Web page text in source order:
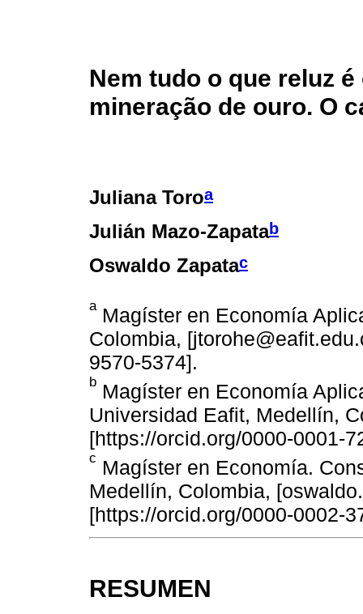
Nem tudo o que reluz
mineração de ouro. O
Juliana Toroa
Julián Mazo-Zapatab
Oswaldo Zapatac
aMagíster en Economía
Colombia,
9570-5374].
b Magíster en Economía
Universidad Eafit, Medellín,
[https://orcid.org/0000-0001-
c Magíster en Economía.
Medellín, Colombia,
[https://orcid.org/0000-0002-
RESUMEN